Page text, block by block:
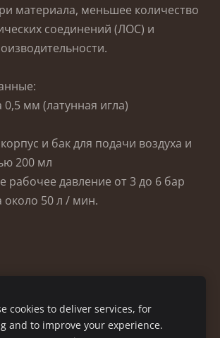
материала, меньшее количество
соединений (ЛОС) и
мм (латунная игла)
и бак для подачи воздуха и
200 мл
рабочее давление от 3 до 6 бар
около 50 л / мин.
cookies to deliver services, for
and to improve your experience.